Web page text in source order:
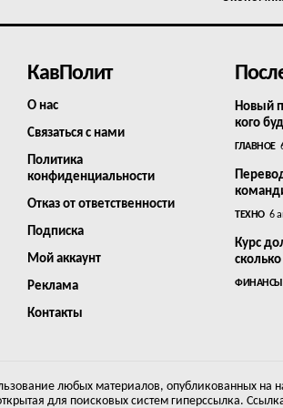
КавПолит
О нас
Связаться с нами
Политика
конфиденциальности
Отказ от ответственности
Подписка
Мой аккаунт
Реклама
Контакты
Новый
кого
ГЛАВНОЕ
ТЕХНО 6
Курс
ФИНАНСЫ
любых материалов, опубликованных на
для поисковых систем гиперссылка.